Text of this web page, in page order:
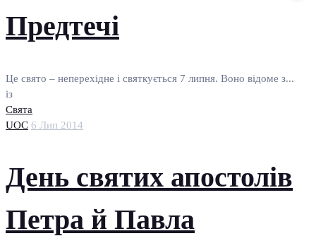
Предтечі
Це свято – неперехідне і святкується 7 липня. Воно відоме з...
із
Свята
UOC 6 Лип 2014
День святих апостолів
Петра й Павла